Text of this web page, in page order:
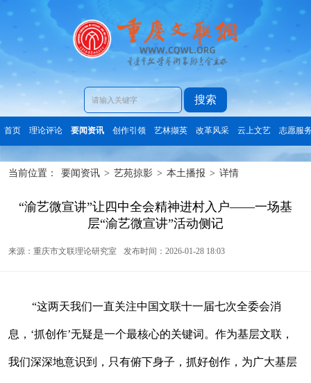
搜索
首页 理论评论 要闻资讯 创作引领 艺林撷英 改革风采 云上文艺 志愿服
当前位置： 要闻资讯 > 艺苑掠影 > 本土播报 > 详情
“渝艺微宣讲”让四中全会精神进村入户——一场基
层“渝艺微宣讲”活动侧记
来源：重庆市文联理论研究室 发布时间：2026-01-28 18:03
“这两天我们一直关注中国文联十一届七次全委会消
息，‘抓创作’无疑是一个最核心的关键词。作为基层文联，
我们深深地意识到，只有俯下身子，抓好创作，为广大基层